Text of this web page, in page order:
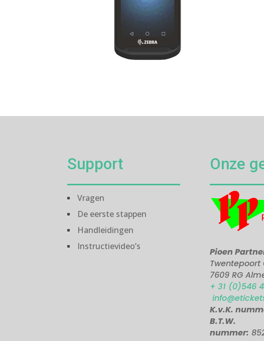
Support
Vragen
De eerste stappen
Handleidingen
Instructievideo’s
Onze
Pioen
Twentepoort
7609 RG
+ 31 (0)546
K.v.K.
B.T.W.
nummer: